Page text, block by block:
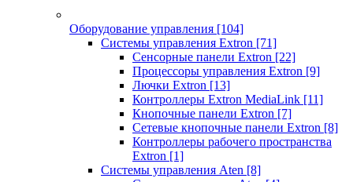
Оборудование управления [104]
Системы управления Extron [71]
Сенсорные панели Extron [22]
Процессоры управления Extron [9]
Лючки Extron [13]
Контроллеры Extron MediaLink [11]
Кнопочные панели Extron [7]
Сетевые кнопочные панели Extron [8]
Контроллеры рабочего пространства
Extron [1]
Системы управления Aten [8]